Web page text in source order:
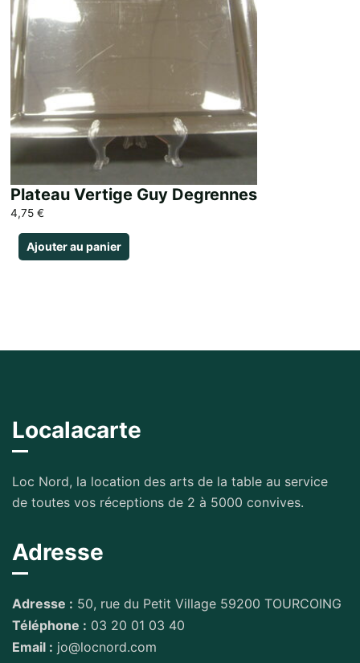
Plateau Vertige Guy Degrennes
4,75 €
Ajouter au panier
Localacarte
Loc Nord, la location des arts de la table au service
de toutes vos réceptions de 2 à 5000 convives.
Adresse
Adresse : 50, rue du Petit Village 59200 TOURCOING
Téléphone : 03 20 01 03 40
Email : jo@locnord.com